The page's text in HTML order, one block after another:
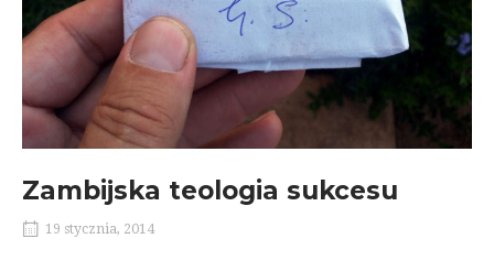
Zambijska teologia sukcesu
19 stycznia, 2014